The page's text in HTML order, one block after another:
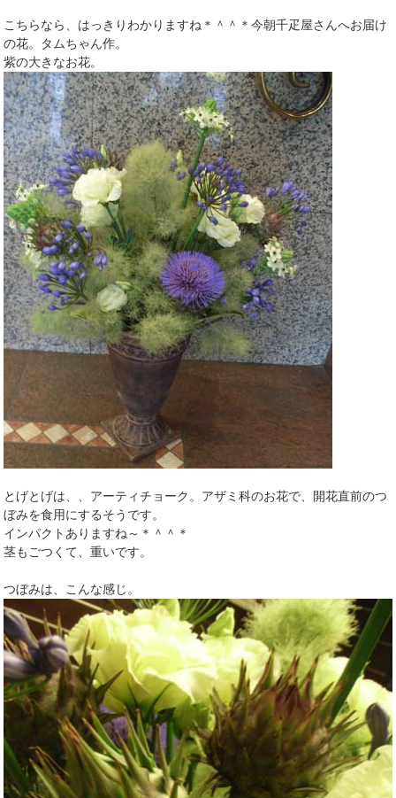
こちらなら、はっきりわかりますね＊＾＾＊今朝千疋屋さんへお届け
の花。タムちゃん作。
紫の大きなお花。
とげとげは、、アーティチョーク。アザミ科のお花で、開花直前のつ
ぼみを食用にするそうです。
インパクトありますね～＊＾＾＊
茎もごつくて、重いです。
つぼみは、こんな感じ。